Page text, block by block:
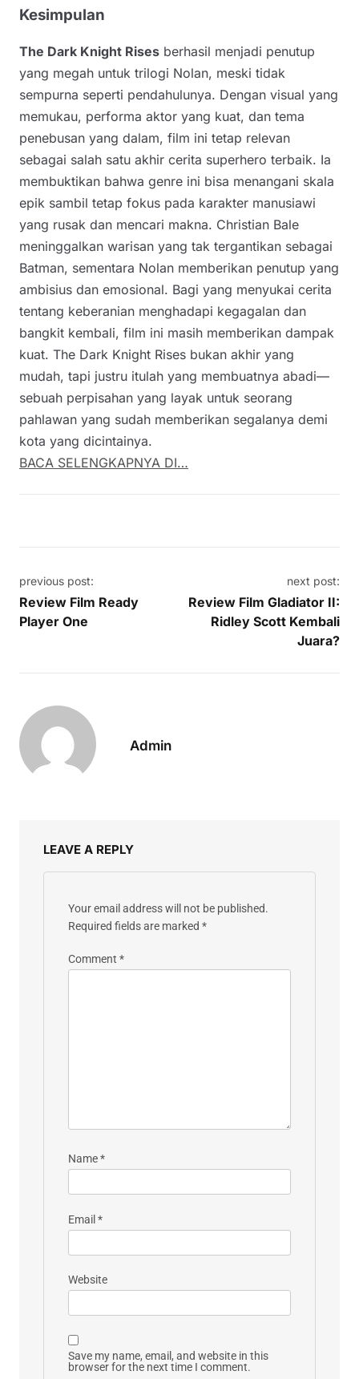
Kesimpulan
The Dark Knight Rises berhasil menjadi penutup
yang megah untuk trilogi Nolan, meski tidak
sempurna seperti pendahulunya. Dengan visual yang
memukau, performa aktor yang kuat, dan tema
penebusan yang dalam, film ini tetap relevan
sebagai salah satu akhir cerita superhero terbaik. Ia
membuktikan bahwa genre ini bisa menangani skala
epik sambil tetap fokus pada karakter manusiawi
yang rusak dan mencari makna. Christian Bale
meninggalkan warisan yang tak tergantikan sebagai
Batman, sementara Nolan memberikan penutup yang
ambisius dan emosional. Bagi yang menyukai cerita
tentang keberanian menghadapi kegagalan dan
bangkit kembali, film ini masih memberikan dampak
kuat. The Dark Knight Rises bukan akhir yang
mudah, tapi justru itulah yang membuatnya abadi—
sebuah perpisahan yang layak untuk seorang
pahlawan yang sudah memberikan segalanya demi
kota yang dicintainya.
BACA SELENGKAPNYA DI…
Post navigation
previous post:
Review Film Ready
Player One
next post:
Review Film Gladiator II:
Ridley Scott Kembali
Juara?
Admin
LEAVE A REPLY
Your email address will not be published.
Required fields are marked *
Comment *
Name*
Email *
Website
Save my name, email, and website in this
browser for the next time I comment.